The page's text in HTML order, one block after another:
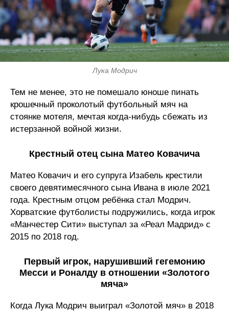
Лука Модрич
Тем не менее, это не помешало юноше пинать
крошечный проколотый футбольный мяч на
стоянке мотеля, мечтая когда-нибудь сбежать из
истерзанной войной жизни.
Крестный отец сына Матео Ковачича
Матео Ковачич и его супруга Изабель крестили
своего девятимесячного сына Ивана в июле 2021
года. Крестным отцом ребёнка стал Модрич.
Хорватские футболисты подружились, когда игрок
«Манчестер Сити» выступал за «Реал Мадрид» с
2015 по 2018 год.
Первый игрок, нарушивший гегемонию
Месси и Роналду в отношении «Золотого
мяча»
Когда Лука Модрич выиграл «Золотой мяч» в 2018